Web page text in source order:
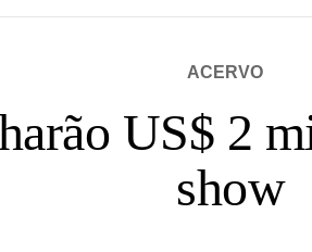
ACERVO
US$ 2
show